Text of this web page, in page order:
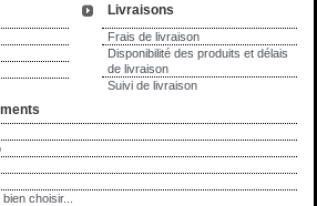
Livraisons
Frais de livraison
Disponibilité des produits et délais
de livraison
Suivi de livraison
choisir...